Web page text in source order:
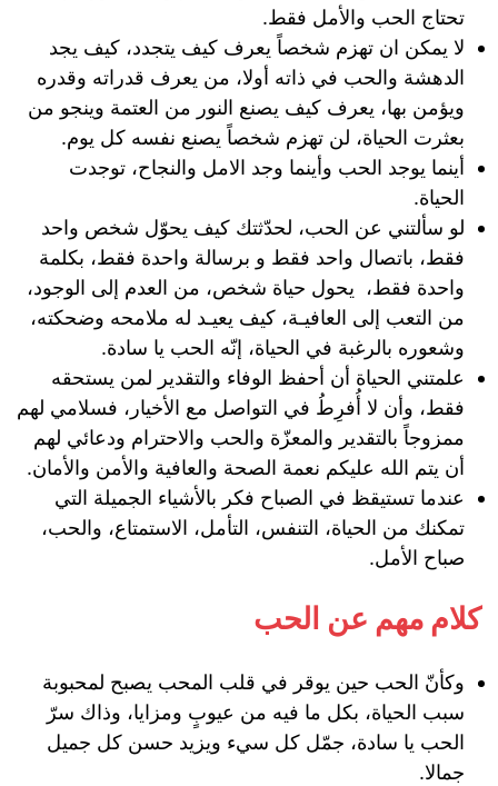
تحتاج الحب والأمل فقط.
لا يمكن ان تهزم شخصاً يعرف كيف يتجدد، كيف يجد
الدهشة والحب في ذاته أولا، من يعرف قدراته وقدره
ويؤمن بها، يعرف كيف يصنع النور من العتمة وينجو من
بعثرت الحياة، لن تهزم شخصاً يصنع نفسه كل يوم.
أينما يوجد الحب وأينما وجد الامل والنجاح، توجدت
الحياة.
لو سألتني عن الحب، لحدّثتك كيف يحوّل شخص واحد
فقط، باتصال واحد فقط و برسالة واحدة فقط، بكلمة
واحدة فقط، يحول حياة شخص، من العدم إلى الوجود،
من التعب إلى العافيـة، كيف يعيـد له ملامحه وضحكته،
وشعوره بالرغبة في الحياة، إنّه الحب يا سادة.
علمتني الحياة أن أحفظ الوفاء والتقدير لمن يستحقه
فقط، وأن لا أُفرِطُ في التواصل مع الأخيار، فسلامي لهم
ممزوجاً بالتقدير والمعزّة والحب والاحترام ودعائي لهم
أن يتم الله عليكم نعمة الصحة والعافية والأمن والأمان.
عندما تستيقظ في الصباح فكر بالأشياء الجميلة التي
تمكنك من الحياة، التنفس، التأمل، الاستمتاع، والحب،
صباح الأمل.
كلام مهم عن الحب
وكأنّ الحب حين يوقر في قلب المحب يصبح لمحبوبة
سبب الحياة، بكل ما فيه من عيوبٍ ومزايا، وذاك سرّ
الحب يا سادة، جمّل كل سيء ويزيد حسن كل جميل
جمالا.